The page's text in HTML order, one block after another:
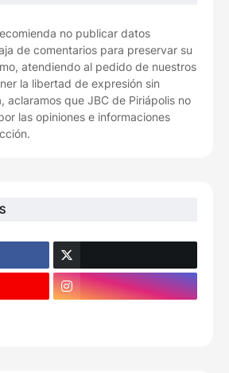
no publicar datos
de comentarios para preservar su
atendiendo al pedido de nuestros
la libertad de expresión sin
aclaramos que JBC de Piriápolis no
las opiniones e informaciones